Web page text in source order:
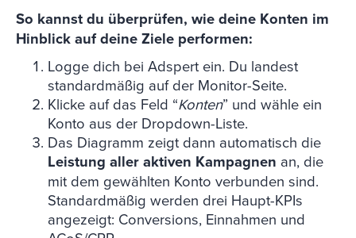
So kannst du überprüfen, wie deine Konten im
Hinblick auf deine Ziele performen:
Logge dich bei Adspert ein. Du landest
standardmäßig auf der Monitor-Seite.
Klicke auf das Feld “Konten” und wähle ein
Konto aus der Dropdown-Liste.
Das Diagramm zeigt dann automatisch die
Leistung aller aktiven Kampagnen an, die
mit dem gewählten Konto verbunden sind.
Standardmäßig werden drei Haupt-KPIs
angezeigt: Conversions, Einnahmen und